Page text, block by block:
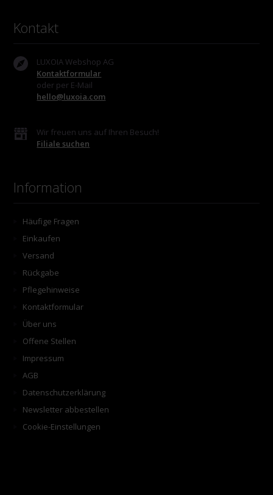
Kontakt
LUXOIA Webshop AG
Kontaktformular
oder per E-Mail
hello@luxoia.com
Wir freuen uns auf Ihren Besuch!
Filiale suchen
Information
Häufige Fragen
Einkaufen
Versand
Rückgabe
Pflegehinweise
Kontaktformular
Über uns
Offene Stellen
Impressum
AGB
Datenschutzerklärung
Newsletter abbestellen
Cookie-Einstellungen